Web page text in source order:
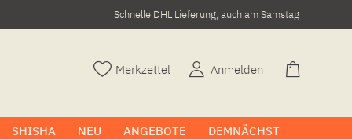
Schnelle DHL Lieferung, auch am Samstag
Merkzettel Anmelden
SHISHA NEU ANGEBOTE DEMNÄCHST